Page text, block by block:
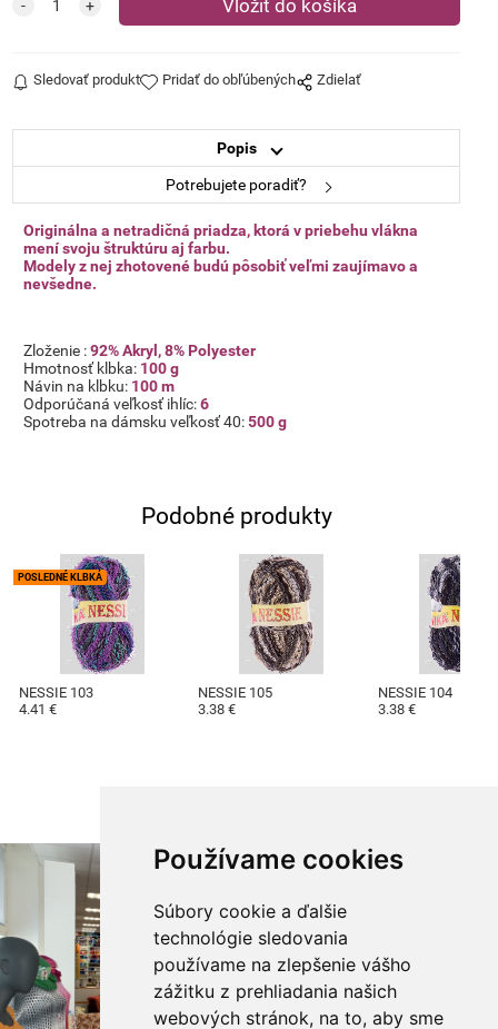
Používame cookies
Súbory cookie a ďalšie
technológie sledovania
používame na zlepšenie vášho
zážitku z prehliadania našich
webových stránok, na to, aby sme
Sledovať produkt Pridať do obľúbených Zdielať
Popis
Potrebujete poradiť?
Originálna a netradičná priadza, ktorá v priebehu vlákna
mení svoju štruktúru aj farbu.
Modely z nejzhotovené budú pôsobiť veľmi zaujímavo a
nevšedne.
Zloženie :92% Akryl, 8% Polyester
Hmotnosť klbka: 100 g
Návin na klbku: 100 m
Odporúčaná veľkosť ihlíc:6
Spotreba na dámsku veľkosť 40:500 g
Podobné produkty
NESSIE 103
POSLEDNÉ KLBKÁ
4.41 €
NESSIE 105
3.38 €
NESSIE 104
3.38 €